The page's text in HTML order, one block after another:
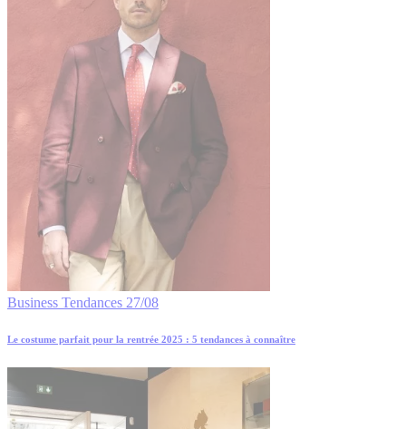
Business Tendances 27/08
Le costume parfait pour la rentrée 2025 : 5 tendances à connaître